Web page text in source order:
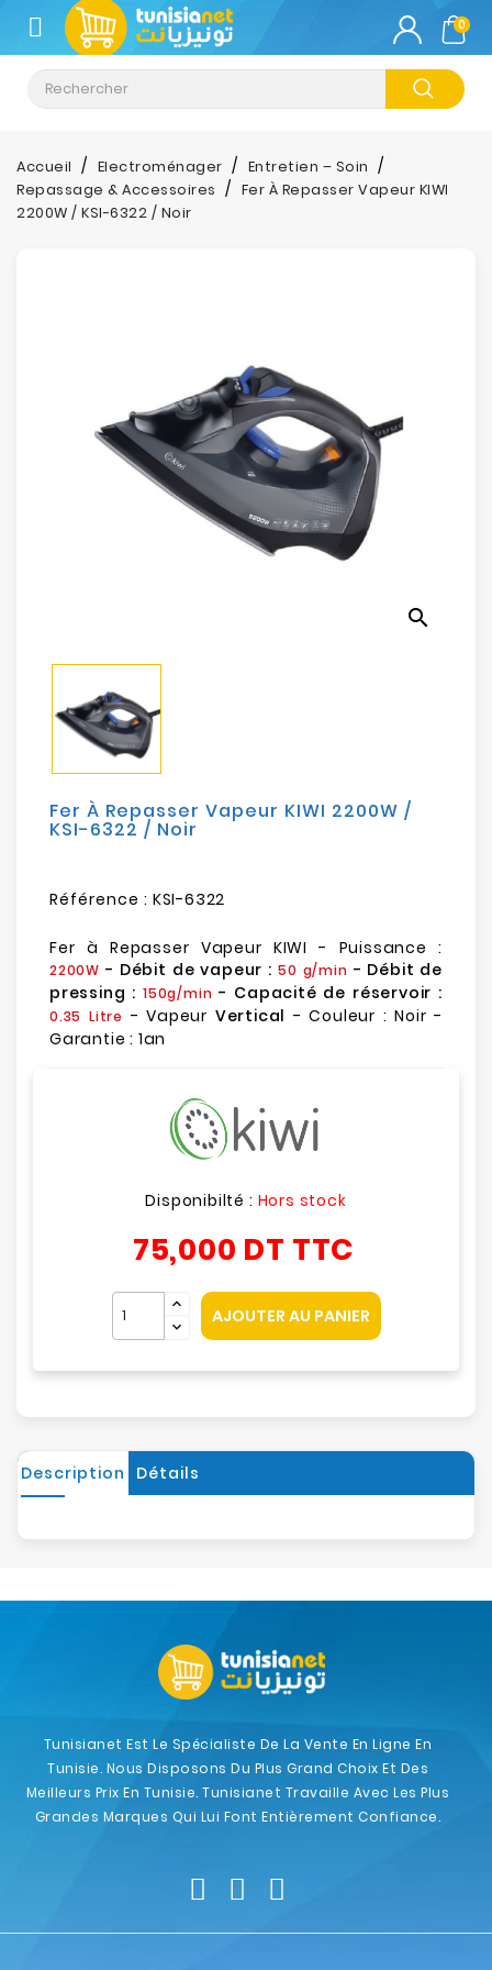
CATÉGORIE
Climatisation
Informatique
Téléphonie
Sécurité
Mobilités
Loisirs
0
Accueil Electroménager
Entretien – Soin
Repassage & Accessoires
Fer À Repasser Vapeur KIWI
2200W / KSI-6322 / Noir
search
Fer À Repasser Vapeur KIWI 2200W /
KSI-6322 / Noir
Référence : KSI-6322
Fer à Repasser Vapeur KIWI - Puissance :
2200W - Débit de vapeur : 50 g/min - Débit de
pressing :150g/min - Capacité de réservoir :
0.35 Litre - Vapeur Vertical - Couleur : Noir -
Garantie : 1an
Disponibilté : Hors stock
75,000 DT TTC
AJOUTER AU PANIER
Description Détails
Tunisianet Est Le Spécialiste De La Vente En Ligne En
Tunisie. Nous Disposons Du Plus Grand Choix Et Des
Meilleurs Prix En Tunisie. Tunisianet Travaille Avec Les Plus
Grandes Marques Qui Lui Font Entièrement Confiance.